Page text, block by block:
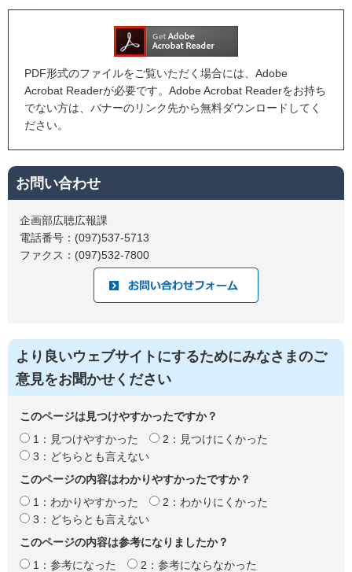
PDF形式のファイルをご覧いただく場合には、Adobe
Acrobat Readerが必要です。Adobe Acrobat Readerをお持ち
でない方は、バナーのリンク先から無料ダウンロードしてく
ださい。
お問い合わせ
企画部広聴広報課
電話番号：(097)537-5713
ファクス：(097)532-7800
より良いウェブサイトにするためにみなさまのご
意見をお聞かせください
このページは見つけやすかったですか？
1：見つけやすかった
2：見つけにくかった
3：どちらとも言えない
このページの内容はわかりやすかったですか？
1：わかりやすかった
2：わかりにくかった
3：どちらとも言えない
このページの内容は参考になりましたか？
1：参考になった
2：参考にならなかった